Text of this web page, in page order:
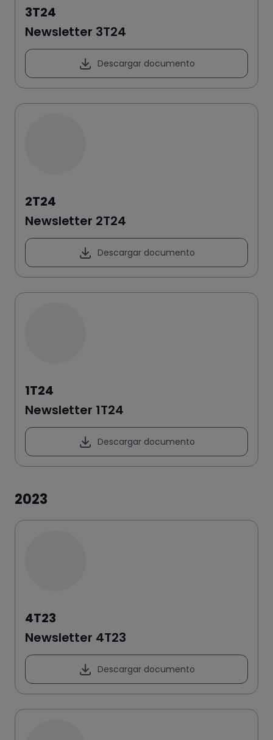
3T24
Newsletter 3T24
Descargar documento
2T24
Newsletter 2T24
Descargar documento
1T24
Newsletter 1T24
Descargar documento
2023
4T23
Newsletter 4T23
Descargar documento